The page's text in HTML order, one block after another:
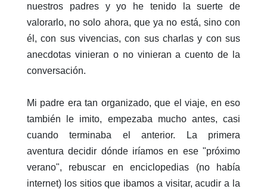
nuestros padres y yo he tenido la suerte de
valorarlo, no solo ahora, que ya no está, sino con
él, con sus vivencias, con sus charlas y con sus
anecdotas vinieran o no vinieran a cuento de la
conversación.
Mi padre era tan organizado, que el viaje, en eso
también le imito, empezaba mucho antes, casi
cuando terminaba el anterior. La primera
aventura decidir dónde iríamos en ese "próximo
verano", rebuscar en enciclopedias (no había
internet) los sitios que ibamos a visitar, acudir a la